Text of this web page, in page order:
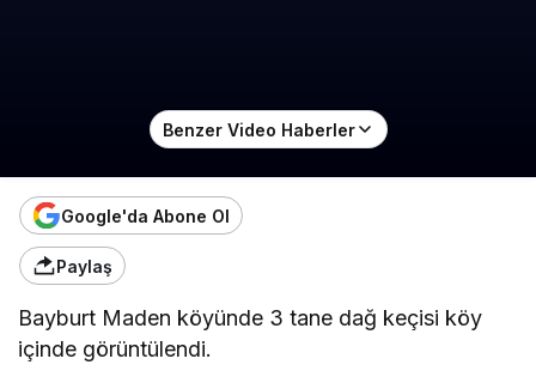
Benzer Video Haberler
Google'da Abone Ol
Paylaş
Bayburt Maden köyünde 3 tane dağ keçisi köy
içinde görüntülendi.